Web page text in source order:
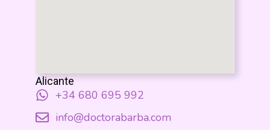
Alicante
+34 680 695 992
info@doctorabarba.com